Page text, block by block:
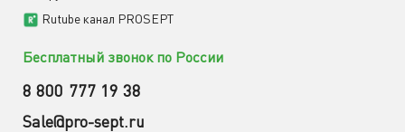
Rutube канал PROSEPT
Бесплатный звонок по России
8 800 777 19 38
Sale@pro-sept.ru